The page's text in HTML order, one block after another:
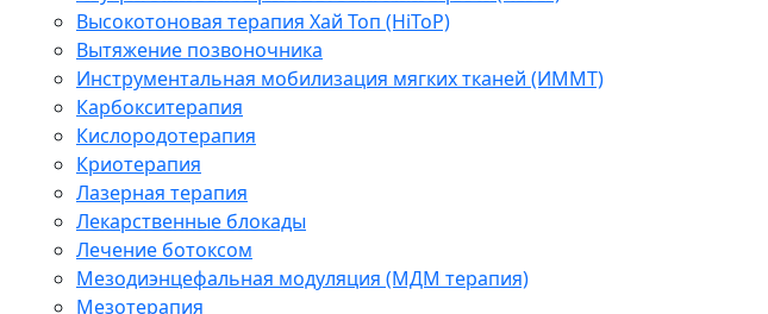
Высокотоновая терапия Хай Топ (HiToP)
Вытяжение позвоночника
Инструментальная мобилизация мягких тканей (ИММТ)
Карбокситерапия
Кислородотерапия
Криотерапия
Лазерная терапия
Лекарственные блокады
Лечение ботоксом
Мезодиэнцефальная модуляция (МДМ терапия)
Мезотерапия